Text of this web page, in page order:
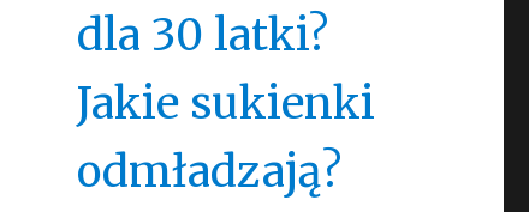
dla 30 latki?
Jakie sukienki
odmładzają?